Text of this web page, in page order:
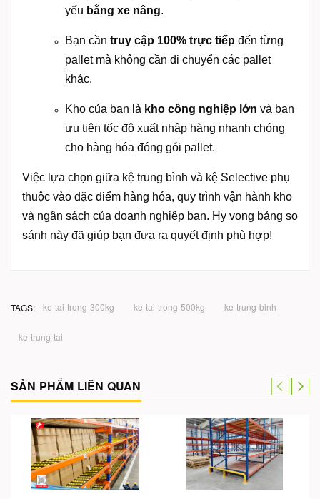
yếu bằng xe nâng.
Bạn cần truy cập 100% trực tiếp đến từng
pallet mà không cần di chuyển các pallet
khác.
Kho của bạn là kho công nghiệp lớn và bạn
ưu tiên tốc độ xuất nhập hàng nhanh chóng
cho hàng hóa đóng gói pallet.
Việc lựa chọn giữa kệ trung bình và kệ Selective phụ
thuộc vào đặc điểm hàng hóa, quy trình vận hành kho
và ngân sách của doanh nghiệp bạn. Hy vọng bảng so
sánh này đã giúp bạn đưa ra quyết định phù hợp!
TAGS: ke-tai-trong-300kg ke-tai-trong-500kg ke-trung-binh
ke-trung-tai
SẢN PHẨM LIÊN QUAN